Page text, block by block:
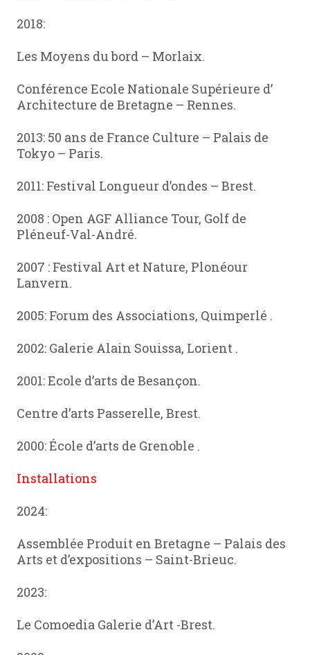
2018:
Les Moyens du bord – Morlaix.
Conférence Ecole Nationale Supérieure d’
Architecture de Bretagne – Rennes.
2013: 50 ans de France Culture – Palais de
Tokyo – Paris.
2011: Festival Longueur d’ondes – Brest.
2008 : Open AGF Alliance Tour, Golf de
Pléneuf-Val-André.
2007 : Festival Art et Nature, Plonéour
Lanvern.
2005: Forum des Associations, Quimperlé .
2002: Galerie Alain Souissa, Lorient .
2001: Ecole d’arts de Besançon.
Centre d’arts Passerelle, Brest.
2000: École d’arts de Grenoble .
Installations
2024:
Assemblée Produit en Bretagne – Palais des
Arts et d’expositions – Saint-Brieuc.
2023:
Le Comoedia Galerie d’Art -Brest.